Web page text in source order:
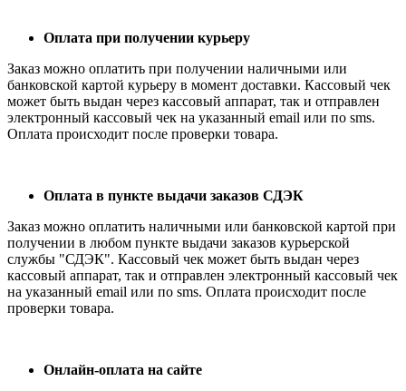
Оплата при получении курьеру
Заказ можно оплатить при получении наличными или
банковской картой курьеру в момент доставки. Кассовый чек
может быть выдан через кассовый аппарат, так и отправлен
электронный кассовый чек на указанный email или по sms.
Оплата происходит после проверки товара.
Оплата в пункте выдачи заказов СДЭК
Заказ можно оплатить наличными или банковской картой при
получении в любом пункте выдачи заказов курьерской
службы "СДЭК". Кассовый чек может быть выдан через
кассовый аппарат, так и отправлен электронный кассовый чек
на указанный email или по sms. Оплата происходит после
проверки товара.
Онлайн-оплата на сайте